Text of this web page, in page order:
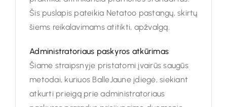
Šis puslapis pateikia Netatoo pastangų, skirtų
šiems reikalavimams atitikti, apžvalgą.
Administratoriaus paskyros atkūrimas
Šiame straipsnyje pristatomi įvairūs saugūs
metodai, kuriuos BalleJaune įdiegė, siekiant
atkurti prieigą prie administratoriaus